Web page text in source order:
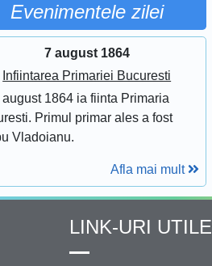
Evenimentele zilei
7 august 1864
Infiintarea Primariei Bucuresti
august 1864 ia fiinta Primaria
Primul primar ales a fost
Vladoianu.
Afla mai mult
LINK-URI UTILE